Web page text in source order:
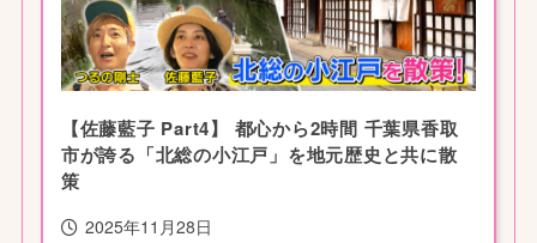
【佐藤藍子 Part4】 都心から2時間 千葉県香取
市が誇る「北総の小江戸」を地元歴史と共に散
策
2025年11月28日